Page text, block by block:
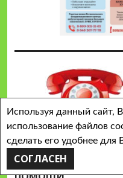
ГОРЯЧИЕ ЛИНИИ
Используя данный сайт,
использование файлов
сделать его удобнее для
СОГЛАСЕН